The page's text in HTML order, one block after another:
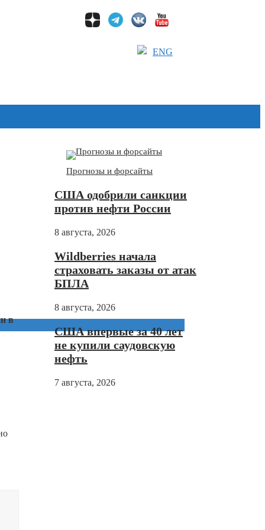
ENG
в
Прогнозы и форсайты
США одобрили санкции
против нефти России
8 августа, 2026
Wildberries начала
страховать заказы от атак
БПЛА
8 августа, 2026
США впервые за 40 лет
не купили саудовскую
нефть
7 августа, 2026